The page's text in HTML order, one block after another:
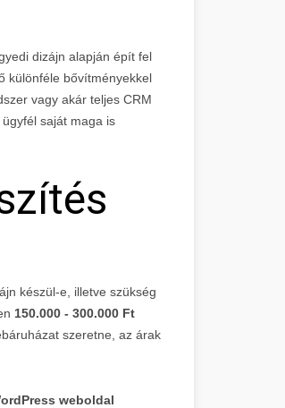
dizájn alapján épít fel
különféle bővítményekkel
vagy akár teljes CRM
saját maga is
készül-e, illetve szükség
150.000 - 300.000 Ft
szeretne, az árak
weboldal